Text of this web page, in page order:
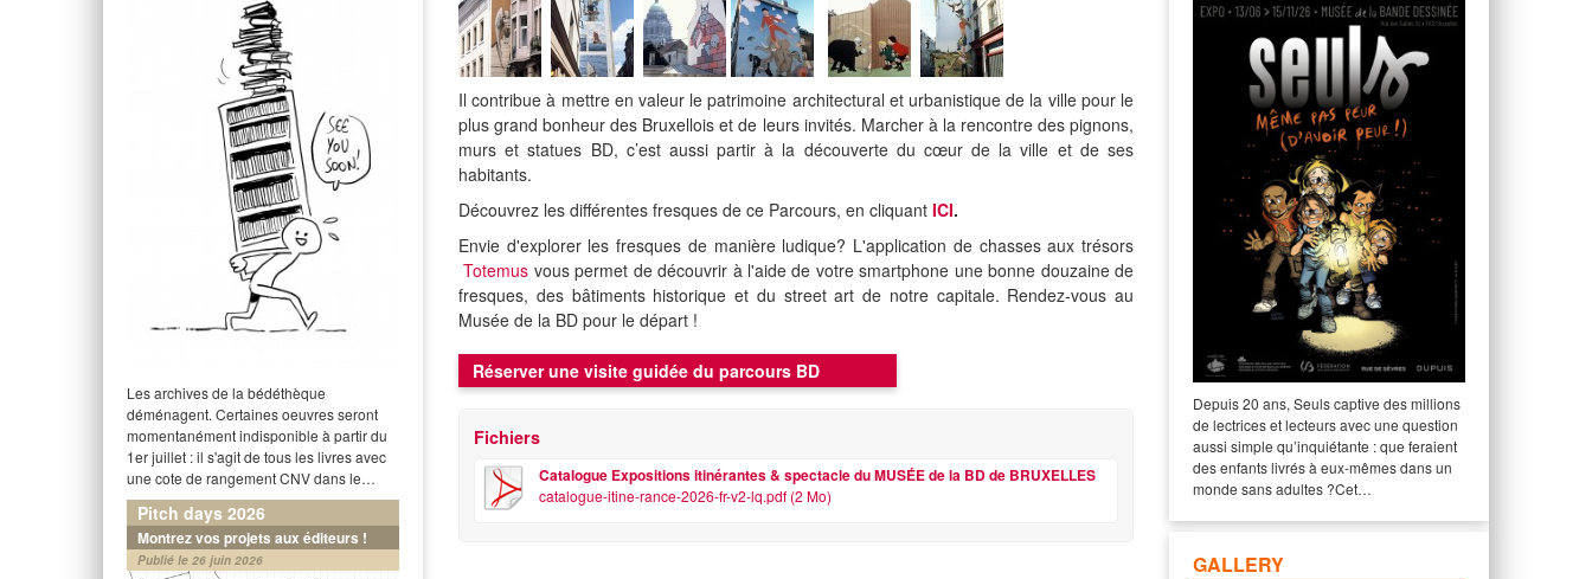
Les archives de la bédéthèque
déménagent. Certaines oeuvres seront
momentanément indisponible à partir du
1er juillet : il s'agit de tous les livres avec
une cote de rangement CNV dans le…
Pitch days 2026
Montrez vos projets aux éditeurs !
Publié le 26 juin 2026
Il contribue à mettre en valeur le patrimoine architectural et urbanistique de la ville pour le
plus grand bonheur des Bruxellois et de leurs invités. Marcher à la rencontre des pignons,
murs et statues BD, c’est aussi partir à la découverte du cœur de la ville et de ses
habitants.
Découvrez les différentes fresques de ce Parcours, en cliquant ICI.
Envie d'explorer les fresques de manière ludique? L'application de chasses aux trésors
Totemus vous permet de découvrir à l'aide de votre smartphone une bonne douzaine de
fresques, des bâtiments historique et du street art de notre capitale. Rendez-vous au
Musée de la BD pour le départ !
Réserver une visite guidée du parcours BD
Fichiers
Catalogue Expositions itinérantes & spectacle du MUSÉE de la BD de BRUXELLES
catalogue-itine-rance-2026-fr-v2-lq.pdf (2 Mo)
Depuis 20 ans, Seuls captive des millions
de lectrices et lecteurs avec une question
aussi simple qu’inquiétante : que feraient
des enfants livrés à eux-mêmes dans un
monde sans adultes ?Cet…
GALLERY